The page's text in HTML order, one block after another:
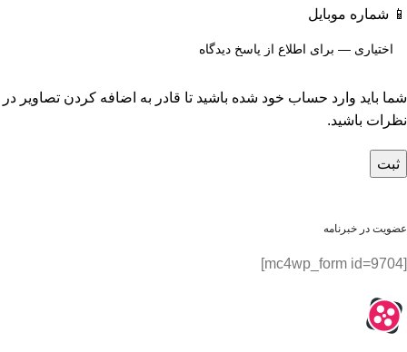
📱 شماره موبایل
شما باید وارد حساب خود شده باشید تا قادر به اضافه کردن تصاویر در
نظرات باشید.
عضویت در خبرنامه
[mc4wp_form id=9704]